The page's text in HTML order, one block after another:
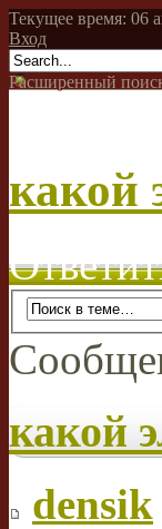
Текущее время: 06
Вход
Расширенный
какой
какой
densik